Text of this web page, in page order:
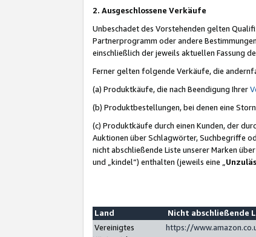
2. Ausgeschlossene Verkäufe
Unbeschadet des Vorstehenden gelten
Partnerprogramm oder andere
einschließlich der jeweils aktuellen Fassung
Ferner gelten folgende Verkäufe, die
(a) Produktkäufe, die nach Beendigung Ihrer
(b) Produktbestellungen, bei denen eine
(c) Produktkäufe durch einen Kunden, der
Auktionen über Schlagwörter, Suchbegriffe
nicht abschließende Liste unserer Marken
und „kindel“) enthalten (jeweils eine „
Land
Nicht abschließende
Vereinigtes
https://